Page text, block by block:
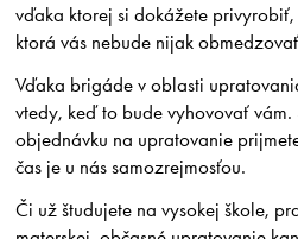
vďaka ktorej si dokážete
ktorá vás nebude nijak obmedzovať
Vďaka brigáde v oblasti
vtedy, keď to bude vyhovovať vám.
objednávku na upratovanie
čas je u nás samozrejmosťou.
Či už študujete na vysokej škole,